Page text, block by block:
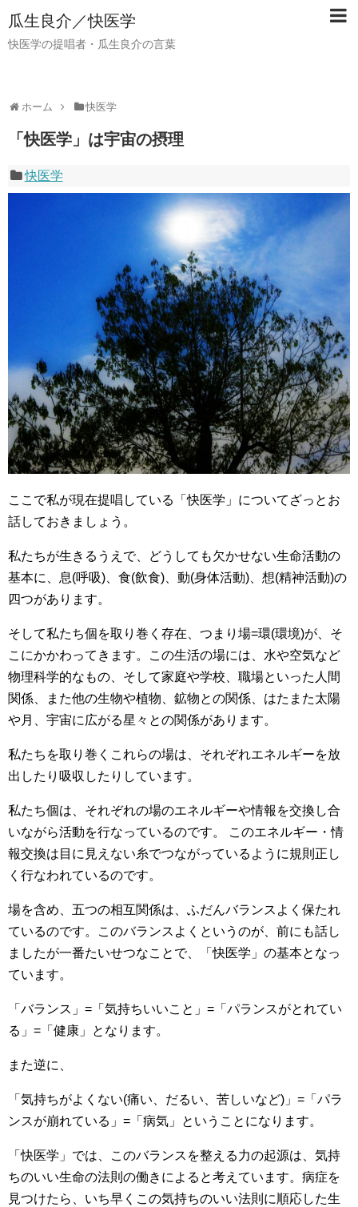
瓜生良介／快医学
快医学の提唱者・瓜生良介の言葉
ホーム 快医学
「快医学」は宇宙の摂理
快医学
ここで私が現在提唱している「快医学」についてざっとお
話しておきましょう。
私たちが生きるうえで、どうしても欠かせない生命活動の
基本に、息(呼吸)、食(飲食)、動(身体活動)、想(精神活動)の
四つがあります。
そして私たち個を取り巻く存在、つまり場=環(環境)が、そ
こにかかわってきます。この生活の場には、水や空気など
物理科学的なもの、そして家庭や学校、職場といった人間
関係、また他の生物や植物、鉱物との関係、はたまた太陽
や月、宇宙に広がる星々との関係があります。
私たちを取り巻くこれらの場は、それぞれエネルギーを放
出したり吸収したりしています。
私たち個は、それぞれの場のエネルギーや情報を交換し合
いながら活動を行なっているのです。 このエネルギー・情
報交換は目に見えない糸でつながっているように規則正し
く行なわれているのです。
場を含め、五つの相互関係は、ふだんバランスよく保たれ
ているのです。このバランスよくというのが、前にも話し
ましたが一番たいせつなことで、「快医学」の基本となっ
ています。
「バランス」=「気持ちいいこと」=「パランスがとれてい
る」=「健康」となります。
また逆に、
「気持ちがよくない(痛い、だるい、苦しいなど)」=「パラ
ンスが崩れている」=「病気」ということになります。
「快医学」では、このバランスを整える力の起源は、気持
ちのいい生命の法則の働きによると考えています。病症を
見つけたら、いち早くこの気持ちのいい法則に順応した生